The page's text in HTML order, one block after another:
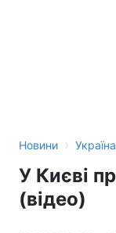
Новини › Україна
У Києві
(відео)